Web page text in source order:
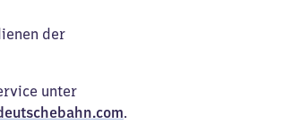
der
unter
.